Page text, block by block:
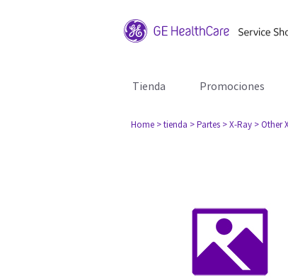
Tienda Promociones
Home > tienda > Partes > X-Ray > Other